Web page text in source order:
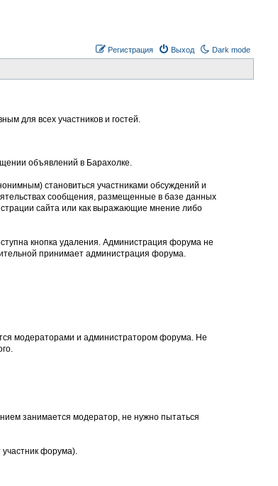
Dark mode
Выход
Регистрация
для всех участников и гостей.
объявлений в Барахолке.
становиться участниками обсуждений и
сообщения, размещенные в базе данных
сайта или как выражающие мнение либо
кнопка удаления. Администрация форума не
принимает администрация форума.
модераторами и администратором форума. Не
занимается модератор, не нужно пытаться
форума).